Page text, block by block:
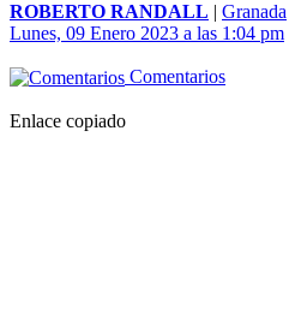
ROBERTO RANDALL | Granada
Lunes, 09 Enero 2023 a las 1:04 pm
Comentarios
Enlace copiado